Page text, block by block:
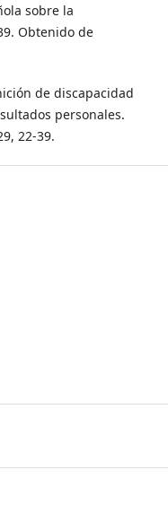
sobre la
Obtenido de
de discapacidad
personales.
22-39.